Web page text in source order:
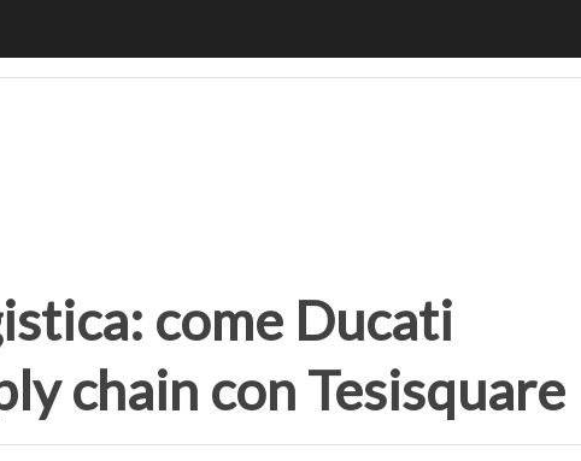
come Ducati
chain con Tesisquare